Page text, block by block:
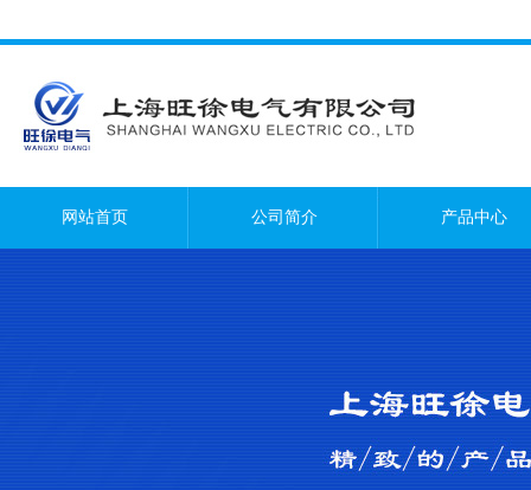
网站首页 公司简介 产品中心